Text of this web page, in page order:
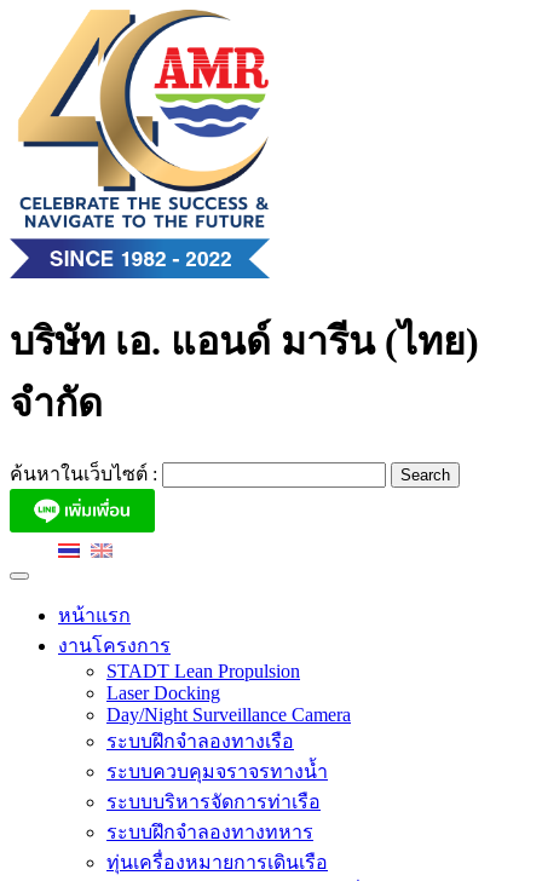
content
บริษัท เอ. แอนด์ มารีน (ไทย)
จำกัด
ค้นหาในเว็บไซต์ :
หน้าแรก
งานโครงการ
STADT Lean Propulsion
Laser Docking
Day/Night Surveillance Camera
ระบบฝึกจำลองทางเรือ
ระบบควบคุมจราจรทางน้ำ
ระบบบริหารจัดการท่าเรือ
ระบบฝึกจำลองทางทหาร
ทุ่นเครื่องหมายการเดินเรือ